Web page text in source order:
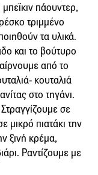
πάουντερ,
τριμμένο
τα υλικά.
και το βούτυρο
από το
κουταλιά
στο τηγάνι.
σε
μικρό πιατάκι την
ξινή κρέμα,
Ραντίζουμε με